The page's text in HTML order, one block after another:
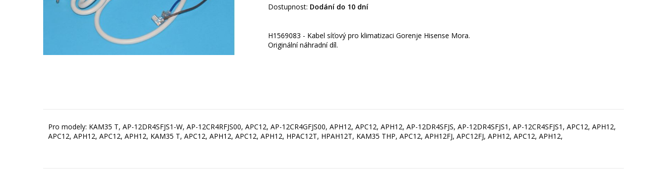
Dostupnost: Dodání do 10 dní
H1569083 - Kabel síťový pro klimatizaci Gorenje Hisense Mora.
Originální náhradní díl.
Pro modely: KAM35 T, AP-12DR4SFJS1-W, AP-12CR4RFJS00, APC12, AP-12CR4GFJS00, APH12, APC12, APH12, AP-12DR4SFJS, AP-12DR4SFJS1, AP-12CR4SFJS1, APC12, APH12,
APC12, APH12, APC12, APH12, KAM35 T, APC12, APH12, APC12, APH12, HPAC12T, HPAH12T, KAM35 THP, APC12, APH12FJ, APC12FJ, APH12, APC12, APH12,